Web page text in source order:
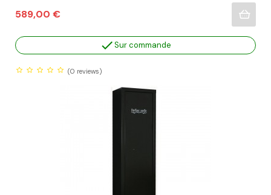
Prix
589,00 €
Sur commande
(0 reviews)